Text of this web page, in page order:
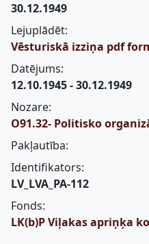
30.12.1949
Lejuplādēt:
Vēsturiskā izziņa pdf
Datējums:
12.10.1945 - 30.12.1949
Nozare:
O91.32- Politisko
Pakļautība:
Identifikators:
LV_LVA_PA-112
Fonds:
LK(b)P Viļakas apriņķa